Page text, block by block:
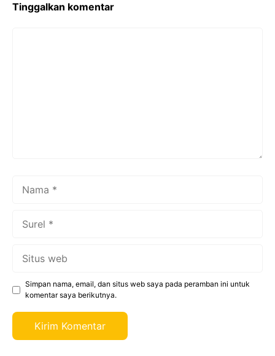
Tinggalkan komentar
Simpan nama, email, dan situs web saya pada peramban ini untuk
komentar saya berikutnya.